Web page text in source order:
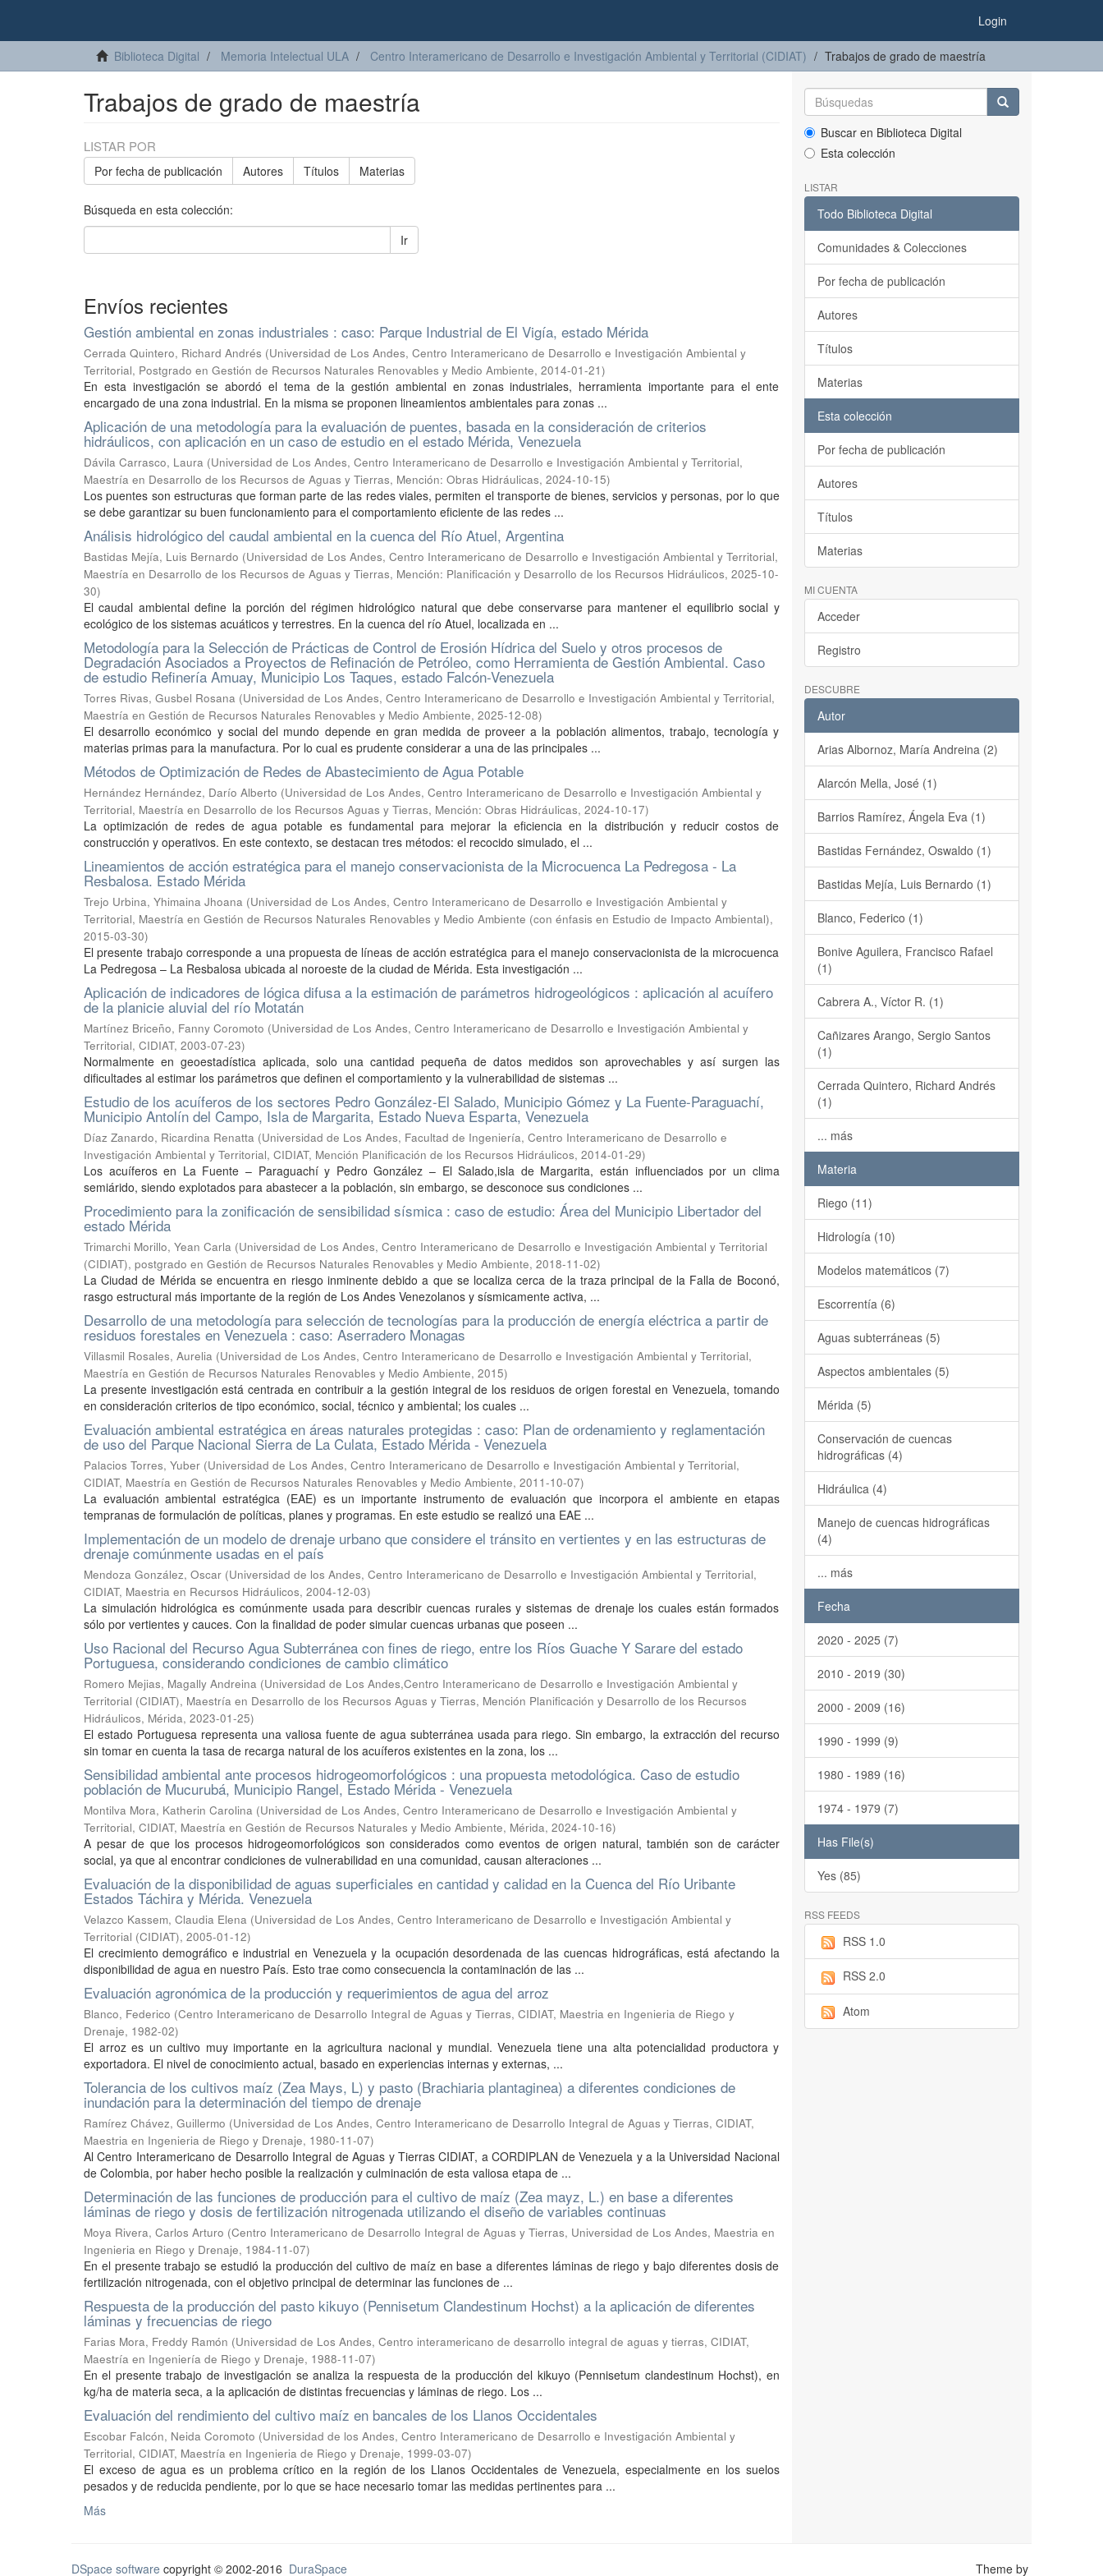
Login
Biblioteca Digital Memoria Intelectual ULA Centro Interamericano de Desarrollo e Investigación Ambiental y Territorial (CIDIAT) Trabajos de grado de maestría
Trabajos de grado de maestría
LISTAR POR
Por fecha de publicación Autores Títulos Materias
Búsqueda en esta colección:
Ir
Envíos recientes
Gestión ambiental en zonas industriales : caso: Parque Industrial de El Vigía, estado Mérida
Cerrada Quintero, Richard Andrés (Universidad de Los Andes, Centro Interamericano de Desarrollo e Investigación Ambiental y
Territorial, Postgrado en Gestión de Recursos Naturales Renovables y Medio Ambiente, 2014-01-21)
En esta investigación se abordó el tema de la gestión ambiental en zonas industriales, herramienta importante para el ente
encargado de una zona industrial. En la misma se proponen lineamientos ambientales para zonas ...
Aplicación de una metodología para la evaluación de puentes, basada en la consideración de criterios
hidráulicos, con aplicación en un caso de estudio en el estado Mérida, Venezuela
Dávila Carrasco, Laura (Universidad de Los Andes, Centro Interamericano de Desarrollo e Investigación Ambiental y Territorial,
Maestría en Desarrollo de los Recursos de Aguas y Tierras, Mención: Obras Hidráulicas, 2024-10-15)
Los puentes son estructuras que forman parte de las redes viales, permiten el transporte de bienes, servicios y personas, por lo que
se debe garantizar su buen funcionamiento para el comportamiento eficiente de las redes ...
Análisis hidrológico del caudal ambiental en la cuenca del Río Atuel, Argentina
Bastidas Mejía, Luis Bernardo (Universidad de Los Andes, Centro Interamericano de Desarrollo e Investigación Ambiental y Territorial,
Maestría en Desarrollo de los Recursos de Aguas y Tierras, Mención: Planificación y Desarrollo de los Recursos Hidráulicos, 2025-10-
30)
El caudal ambiental define la porción del régimen hidrológico natural que debe conservarse para mantener el equilibrio social y
ecológico de los sistemas acuáticos y terrestres. En la cuenca del río Atuel, localizada en ...
Metodología para la Selección de Prácticas de Control de Erosión Hídrica del Suelo y otros procesos de
Degradación Asociados a Proyectos de Refinación de Petróleo, como Herramienta de Gestión Ambiental. Caso
de estudio Refinería Amuay, Municipio Los Taques, estado Falcón-Venezuela
Torres Rivas, Gusbel Rosana (Universidad de Los Andes, Centro Interamericano de Desarrollo e Investigación Ambiental y Territorial,
Maestría en Gestión de Recursos Naturales Renovables y Medio Ambiente, 2025-12-08)
El desarrollo económico y social del mundo depende en gran medida de proveer a la población alimentos, trabajo, tecnología y
materias primas para la manufactura. Por lo cual es prudente considerar a una de las principales ...
Métodos de Optimización de Redes de Abastecimiento de Agua Potable
Hernández Hernández, Darío Alberto (Universidad de Los Andes, Centro Interamericano de Desarrollo e Investigación Ambiental y
Territorial, Maestría en Desarrollo de los Recursos Aguas y Tierras, Mención: Obras Hidráulicas, 2024-10-17)
La optimización de redes de agua potable es fundamental para mejorar la eficiencia en la distribución y reducir costos de
construcción y operativos. En este contexto, se destacan tres métodos: el recocido simulado, el ...
Lineamientos de acción estratégica para el manejo conservacionista de la Microcuenca La Pedregosa - La
Resbalosa. Estado Mérida
Trejo Urbina, Yhimaina Jhoana (Universidad de Los Andes, Centro Interamericano de Desarrollo e Investigación Ambiental y
Territorial, Maestría en Gestión de Recursos Naturales Renovables y Medio Ambiente (con énfasis en Estudio de Impacto Ambiental),
2015-03-30)
El presente trabajo corresponde a una propuesta de líneas de acción estratégica para el manejo conservacionista de la microcuenca
La Pedregosa – La Resbalosa ubicada al noroeste de la ciudad de Mérida. Esta investigación ...
Aplicación de indicadores de lógica difusa a la estimación de parámetros hidrogeológicos : aplicación al acuífero
de la planicie aluvial del río Motatán
Martínez Briceño, Fanny Coromoto (Universidad de Los Andes, Centro Interamericano de Desarrollo e Investigación Ambiental y
Territorial, CIDIAT, 2003-07-23)
Normalmente en geoestadística aplicada, solo una cantidad pequeña de datos medidos son aprovechables y así surgen las
dificultades al estimar los parámetros que definen el comportamiento y la vulnerabilidad de sistemas ...
Estudio de los acuíferos de los sectores Pedro González-El Salado, Municipio Gómez y La Fuente-Paraguachí,
Municipio Antolín del Campo, Isla de Margarita, Estado Nueva Esparta, Venezuela
Díaz Zanardo, Ricardina Renatta (Universidad de Los Andes, Facultad de Ingeniería, Centro Interamericano de Desarrollo e
Investigación Ambiental y Territorial, CIDIAT, Mención Planificación de los Recursos Hidráulicos, 2014-01-29)
Los acuíferos en La Fuente – Paraguachí y Pedro González – El Salado,isla de Margarita, están influenciados por un clima
semiárido, siendo explotados para abastecer a la población, sin embargo, se desconoce sus condiciones ...
Procedimiento para la zonificación de sensibilidad sísmica : caso de estudio: Área del Municipio Libertador del
estado Mérida
Trimarchi Morillo, Yean Carla (Universidad de Los Andes, Centro Interamericano de Desarrollo e Investigación Ambiental y Territorial
(CIDIAT), postgrado en Gestión de Recursos Naturales Renovables y Medio Ambiente, 2018-11-02)
La Ciudad de Mérida se encuentra en riesgo inminente debido a que se localiza cerca de la traza principal de la Falla de Boconó,
rasgo estructural más importante de la región de Los Andes Venezolanos y sísmicamente activa, ...
Desarrollo de una metodología para selección de tecnologías para la producción de energía eléctrica a partir de
residuos forestales en Venezuela : caso: Aserradero Monagas
Villasmil Rosales, Aurelia (Universidad de Los Andes, Centro Interamericano de Desarrollo e Investigación Ambiental y Territorial,
Maestría en Gestión de Recursos Naturales Renovables y Medio Ambiente, 2015)
La presente investigación está centrada en contribuir a la gestión integral de los residuos de origen forestal en Venezuela, tomando
en consideración criterios de tipo económico, social, técnico y ambiental; los cuales ...
Evaluación ambiental estratégica en áreas naturales protegidas : caso: Plan de ordenamiento y reglamentación
de uso del Parque Nacional Sierra de La Culata, Estado Mérida - Venezuela
Palacios Torres, Yuber (Universidad de Los Andes, Centro Interamericano de Desarrollo e Investigación Ambiental y Territorial,
CIDIAT, Maestría en Gestión de Recursos Naturales Renovables y Medio Ambiente, 2011-10-07)
La evaluación ambiental estratégica (EAE) es un importante instrumento de evaluación que incorpora el ambiente en etapas
tempranas de formulación de políticas, planes y programas. En este estudio se realizó una EAE ...
Implementación de un modelo de drenaje urbano que considere el tránsito en vertientes y en las estructuras de
drenaje comúnmente usadas en el país
Mendoza González, Oscar (Universidad de los Andes, Centro Interamericano de Desarrollo e Investigación Ambiental y Territorial,
CIDIAT, Maestria en Recursos Hidráulicos, 2004-12-03)
La simulación hidrológica es comúnmente usada para describir cuencas rurales y sistemas de drenaje los cuales están formados
sólo por vertientes y cauces. Con la finalidad de poder simular cuencas urbanas que poseen ...
Uso Racional del Recurso Agua Subterránea con fines de riego, entre los Ríos Guache Y Sarare del estado
Portuguesa, considerando condiciones de cambio climático
Romero Mejias, Magally Andreina (Universidad de Los Andes,Centro Interamericano de Desarrollo e Investigación Ambiental y
Territorial (CIDIAT), Maestría en Desarrollo de los Recursos Aguas y Tierras, Mención Planificación y Desarrollo de los Recursos
Hidráulicos, Mérida, 2023-01-25)
El estado Portuguesa representa una valiosa fuente de agua subterránea usada para riego. Sin embargo, la extracción del recurso
sin tomar en cuenta la tasa de recarga natural de los acuíferos existentes en la zona, los ...
Sensibilidad ambiental ante procesos hidrogeomorfológicos : una propuesta metodológica. Caso de estudio
población de Mucurubá, Municipio Rangel, Estado Mérida - Venezuela
Montilva Mora, Katherin Carolina (Universidad de Los Andes, Centro Interamericano de Desarrollo e Investigación Ambiental y
Territorial, CIDIAT, Maestría en Gestión de Recursos Naturales y Medio Ambiente, Mérida, 2024-10-16)
A pesar de que los procesos hidrogeomorfológicos son considerados como eventos de origen natural, también son de carácter
social, ya que al encontrar condiciones de vulnerabilidad en una comunidad, causan alteraciones ...
Evaluación de la disponibilidad de aguas superficiales en cantidad y calidad en la Cuenca del Río Uribante
Estados Táchira y Mérida. Venezuela
Velazco Kassem, Claudia Elena (Universidad de Los Andes, Centro Interamericano de Desarrollo e Investigación Ambiental y
Territorial (CIDIAT), 2005-01-12)
El crecimiento demográfico e industrial en Venezuela y la ocupación desordenada de las cuencas hidrográficas, está afectando la
disponibilidad de agua en nuestro País. Esto trae como consecuencia la contaminación de las ...
Evaluación agronómica de la producción y requerimientos de agua del arroz
Blanco, Federico (Centro Interamericano de Desarrollo Integral de Aguas y Tierras, CIDIAT, Maestria en Ingenieria de Riego y
Drenaje, 1982-02)
El arroz es un cultivo muy importante en la agricultura nacional y mundial. Venezuela tiene una alta potencialidad productora y
exportadora. El nivel de conocimiento actual, basado en experiencias internas y externas, ...
Tolerancia de los cultivos maíz (Zea Mays, L) y pasto (Brachiaria plantaginea) a diferentes condiciones de
inundación para la determinación del tiempo de drenaje
Ramírez Chávez, Guillermo (Universidad de Los Andes, Centro Interamericano de Desarrollo Integral de Aguas y Tierras, CIDIAT,
Maestria en Ingenieria de Riego y Drenaje, 1980-11-07)
Al Centro Interamericano de Desarrollo Integral de Aguas y Tierras CIDIAT, a CORDIPLAN de Venezuela y a la Universidad Nacional
de Colombia, por haber hecho posible la realización y culminación de esta valiosa etapa de ...
Determinación de las funciones de producción para el cultivo de maíz (Zea mayz, L.) en base a diferentes
láminas de riego y dosis de fertilización nitrogenada utilizando el diseño de variables continuas
Moya Rivera, Carlos Arturo (Centro Interamericano de Desarrollo Integral de Aguas y Tierras, Universidad de Los Andes, Maestria en
Ingenieria en Riego y Drenaje, 1984-11-07)
En el presente trabajo se estudió la producción del cultivo de maíz en base a diferentes láminas de riego y bajo diferentes dosis de
fertilización nitrogenada, con el objetivo principal de determinar las funciones de ...
Respuesta de la producción del pasto kikuyo (Pennisetum Clandestinum Hochst) a la aplicación de diferentes
láminas y frecuencias de riego
Farias Mora, Freddy Ramón (Universidad de Los Andes, Centro interamericano de desarrollo integral de aguas y tierras, CIDIAT,
Maestría en Ingeniería de Riego y Drenaje, 1988-11-07)
En el presente trabajo de investigación se analiza la respuesta de la producción del kikuyo (Pennisetum clandestinum Hochst), en
kg/ha de materia seca, a la aplicación de distintas frecuencias y láminas de riego. Los ...
Evaluación del rendimiento del cultivo maíz en bancales de los Llanos Occidentales
Escobar Falcón, Neida Coromoto (Universidad de los Andes, Centro Interamericano de Desarrollo e Investigación Ambiental y
Territorial, CIDIAT, Maestría en Ingenieria de Riego y Drenaje, 1999-03-07)
El exceso de agua es un problema crítico en la región de los Llanos Occidentales de Venezuela, especialmente en los suelos
pesados y de reducida pendiente, por lo que se hace necesario tomar las medidas pertinentes para ...
Más
Buscar en Biblioteca Digital
Esta colección
LISTAR
Todo Biblioteca Digital
Comunidades & Colecciones
Por fecha de publicación
Autores
Títulos
Materias
Esta colección
Por fecha de publicación
Autores
Títulos
Materias
MI CUENTA
Acceder
Registro
DESCUBRE
Autor
Arias Albornoz, María Andreina (2)
Alarcón Mella, José (1)
Barrios Ramírez, Ángela Eva (1)
Bastidas Fernández, Oswaldo (1)
Bastidas Mejía, Luis Bernardo (1)
Blanco, Federico (1)
Bonive Aguilera, Francisco Rafael
(1)
Cabrera A., Víctor R. (1)
Cañizares Arango, Sergio Santos
(1)
Cerrada Quintero, Richard Andrés
(1)
... más
Materia
Riego (11)
Hidrología (10)
Modelos matemáticos (7)
Escorrentía (6)
Aguas subterráneas (5)
Aspectos ambientales (5)
Mérida (5)
Conservación de cuencas
hidrográficas (4)
Hidráulica (4)
Manejo de cuencas hidrográficas
(4)
... más
Fecha
2020 - 2025 (7)
2010 - 2019 (30)
2000 - 2009 (16)
1990 - 1999 (9)
1980 - 1989 (16)
1974 - 1979 (7)
Has File(s)
Yes (85)
RSS FEEDS
RSS 1.0
RSS 2.0
Atom
DSpace software copyright © 2002-2016 DuraSpace Theme by